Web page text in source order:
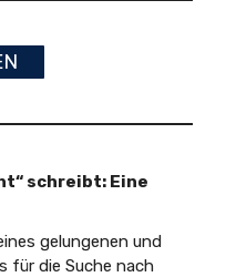
schreibt: Eine
gelungenen und
für die Suche nach